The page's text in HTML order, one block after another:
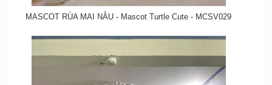
MASCOT RÙA MAI NÂU - Mascot Turtle Cute - MCSV029